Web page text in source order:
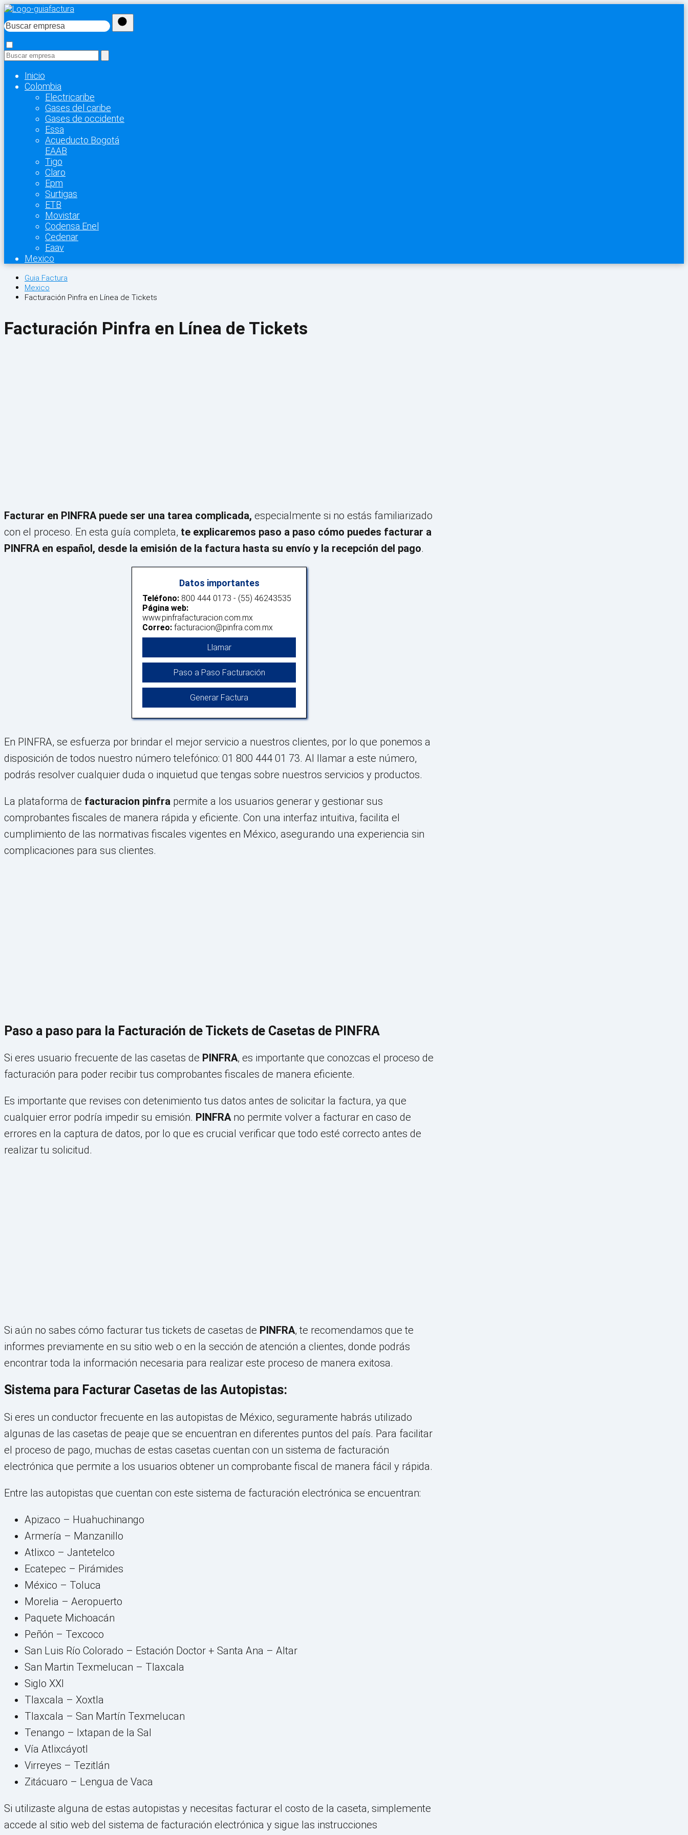
Inicio
Colombia
Electricaribe
Gases del caribe
Gases de occidente
Essa
Acueducto Bogotá
EAAB
Tigo
Claro
Epm
Surtigas
ETB
Movistar
Codensa Enel
Cedenar
Eaav
Mexico
Guia Factura
Mexico
Facturación Pinfra en Línea de Tickets
Facturación Pinfra en Línea de Tickets
Facturar en PINFRA puede ser una tarea complicada, especialmente si no estás familiarizado
con el proceso. En esta guía completa, te explicaremos paso a paso cómo puedes facturar a
PINFRA en español, desde la emisión de la factura hasta su envío y la recepción del pago.
Datos importantes
Teléfono: 800 444 0173 - (55) 46243535
Página web:
www.pinfrafacturacion.com.mx
Correo: facturacion@pinfra.com.mx
Llamar
Paso a Paso Facturación
Generar Factura
En PINFRA, se esfuerza por brindar el mejor servicio a nuestros clientes, por lo que ponemos a
disposición de todos nuestro número telefónico: 01 800 444 01 73. Al llamar a este número,
podrás resolver cualquier duda o inquietud que tengas sobre nuestros servicios y productos.
La plataforma de facturacion pinfra permite a los usuarios generar y gestionar sus
comprobantes fiscales de manera rápida y eficiente. Con una interfaz intuitiva, facilita el
cumplimiento de las normativas fiscales vigentes en México, asegurando una experiencia sin
complicaciones para sus clientes.
Paso a paso para la Facturación de Tickets de Casetas de PINFRA
Si eres usuario frecuente de las casetas de PINFRA, es importante que conozcas el proceso de
facturación para poder recibir tus comprobantes fiscales de manera eficiente.
Es importante que revises con detenimiento tus datos antes de solicitar la factura, ya que
cualquier error podría impedir su emisión. PINFRAno permite volver a facturar en caso de
errores en la captura de datos, por lo que es crucial verificar que todo esté correcto antes de
realizar tu solicitud.
Si aún no sabes cómo facturar tus tickets de casetas de PINFRA, te recomendamos que te
informes previamente en su sitio web o en la sección de atención a clientes, donde podrás
encontrar toda la información necesaria para realizar este proceso de manera exitosa.
Sistema para Facturar Casetas de las Autopistas:
Si eres un conductor frecuente en las autopistas de México, seguramente habrás utilizado
algunas de las casetas de peaje que se encuentran en diferentes puntos del país. Para facilitar
el proceso de pago, muchas de estas casetas cuentan con un sistema de facturación
electrónica que permite a los usuarios obtener un comprobante fiscal de manera fácil y rápida.
Entre las autopistas que cuentan con este sistema de facturación electrónica se encuentran:
Apizaco – Huahuchinango
Armería – Manzanillo
Atlixco – Jantetelco
Ecatepec – Pirámides
México – Toluca
Morelia – Aeropuerto
Paquete Michoacán
Peñón – Texcoco
San Luis Río Colorado – Estación Doctor + Santa Ana – Altar
San Martin Texmelucan – Tlaxcala
Siglo XXI
Tlaxcala – Xoxtla
Tlaxcala – San Martín Texmelucan
Tenango – Ixtapan de la Sal
Vía Atlixcáyotl
Virreyes – Tezitlán
Zitácuaro – Lengua de Vaca
Si utilizaste alguna de estas autopistas y necesitas facturar el costo de la caseta, simplemente
accede al sitio web del sistema de facturación electrónica y sigue las instrucciones